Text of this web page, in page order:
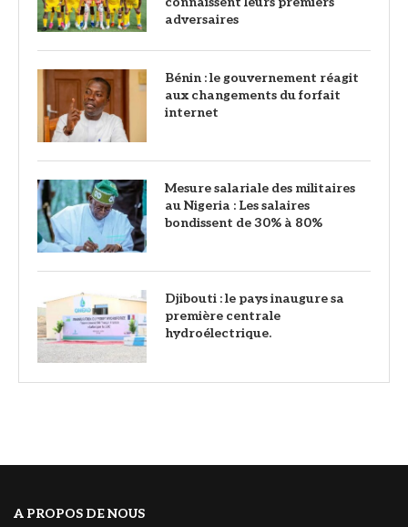
adversaires
Bénin : le gouvernement réagit
aux changements du forfait
internet
Mesure salariale des militaires
au Nigeria : Les salaires
bondissent de 30% à 80%
Djibouti : le pays inaugure sa
première centrale
hydroélectrique.
A PROPOS DE NOUS